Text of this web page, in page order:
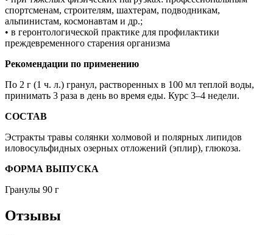
спортсменам, строителям, шахтерам, подводникам,
альпинистам, космонавтам и др.;
• в геронтологической практике для профилактики
преждевременного старения организма
Рекомендации по применению
По 2 г (1 ч. л.) гранул, растворенных в 100 мл теплой воды,
принимать 3 раза в день во время еды. Курс 3–4 недели.
СОСТАВ
Эстракты травы солянки холмовой и полярных липидов
илово­сульфидных озерных отложений (эплир), глюкоза.
ФОРМА ВЫПУСКА
Гранулы 90 г
Отзывы